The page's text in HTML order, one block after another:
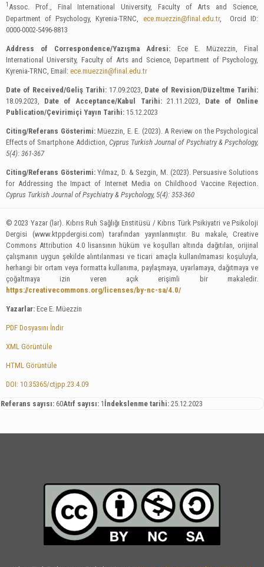
1 Assoc. Prof., Final International University, Faculty of Arts and Science,
Department of Psychology, Kyrenia-TRNC, ece.muezzin@final.edu.tr, Orcid ID:
0000-0002-5496-8813
Address of Correspondence/Yazışma Adresi: Ece E. Müzezzin, Final
International University, Faculty of Arts and Science, Department of Psychology,
Kyrenia-TRNC, Email: ece.muezzin@final.edu.tr
Date of Received/Geliş Tarihi: 17.09.2023, Date of Revision/Düzeltme Tarihi:
18.09.2023, Date of Acceptance/Kabul Tarihi: 21.11.2023, Date of Online
Publication/Çevirimiçi Yayın Tarihi: 15.12.2023
Citing/Referans Gösterimi:Müezzin, E. E. (2023). A Review on the Psychological
Effects of Smartphone Addiction, Cyprus Turkish Journal of Psychiatry & Psychology,
5(4): 361-367
Citing/Referans Gösterimi:Yılmaz, D. & Sezgin, M. (2023). Persuasive Solutions
for Addressing the Impact of Internet Media on Childhood Vaccine Rejection.
Cyprus Turkish Journal of Psychiatry & Psychology, 5(4): 353-360
© 2023 Yazar (lar). Kıbrıs Ruh Sağlığı Enstitüsü / Kıbrıs Türk Psikiyatri ve Psikoloji
Dergisi (www.ktppdergisi.com) tarafından yayınlanmıştır. Bu makale, Creative
Commons Attribution 4.0 lisansının hüküm ve koşulları altında dağıtılan, orijinal
çalışmanın uygun şekilde alıntılanması ve ticari amaçla kullanılmaması koşuluyla,
herhangi bir ortam veya formatta kullanıma, paylaşmaya, uyarlamaya, dağıtmaya ve
çoğaltmaya izin veren açık erişimli bir makaledir.
https://creativecommons.org/licenses/by-nc-sa/4.0/
Yazarlar: Ece E. Müezzin
PDF Dosyasını İndir
XML Görüntüle
HTML Görüntüle
DOI: 10.35365/ctjpp.23.4.09
Referans sayısı: 60Atıf sayısı: 1 İndekslenme tarihi: 25.12.2023